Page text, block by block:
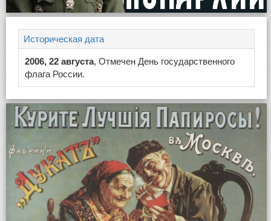
Историческая дата
2006, 22 августа, Отмечен День государственного
флага России.